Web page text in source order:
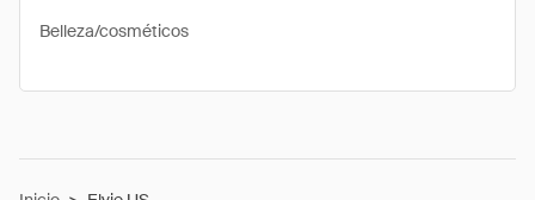
Belleza/cosméticos